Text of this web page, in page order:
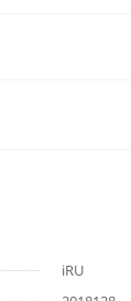
iRU